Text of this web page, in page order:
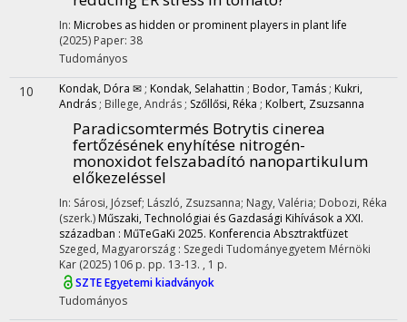
In: Microbes as hidden or prominent players in plant life
(2025) Paper: 38
Tudományos
10 Kondak, Dóra ✉ ; Kondak, Selahattin ; Bodor, Tamás ; Kukri,
András ; Billege, András ; Szőllősi, Réka ; Kolbert, Zsuzsanna
Paradicsomtermés Botrytis cinerea
fertőzésének enyhítése nitrogén-
monoxidot felszabadító nanopartikulum
előkezeléssel
In: Sárosi, József; László, Zsuzsanna; Nagy, Valéria; Dobozi, Réka
(szerk.) Műszaki, Technológiai és Gazdasági Kihívások a XXI.
században : MűTeGaKi 2025. Konferencia Absztraktfüzet
Szeged, Magyarország : Szegedi Tudományegyetem Mérnöki
Kar (2025) 106 p. pp. 13-13. , 1 p.
SZTE Egyetemi kiadványok
Tudományos